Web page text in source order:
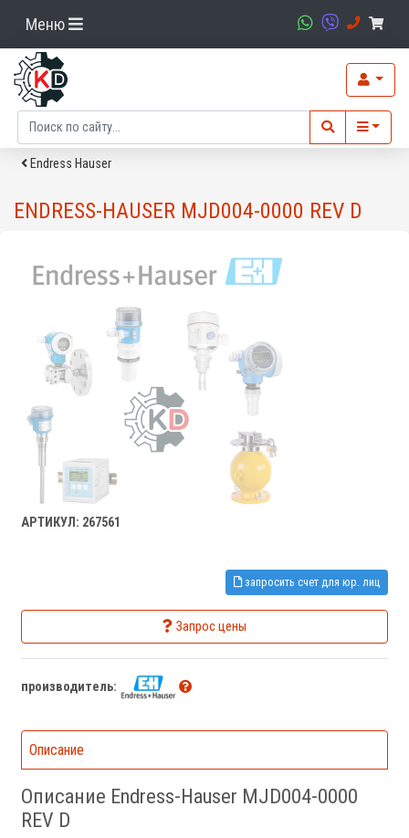
Меню
Endress Hauser
ENDRESS-HAUSER MJD004-0000 REV D
АРТИКУЛ: 267561
запросить счет для юр. лиц
Запрос цены
производитель:
Описание
Описание Endress-Hauser MJD004-0000
REV D